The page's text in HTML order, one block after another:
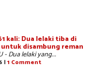
kali: Dua lelaki tiba di
disambung reman
- Dua lelaki yang...
| 1 Comment